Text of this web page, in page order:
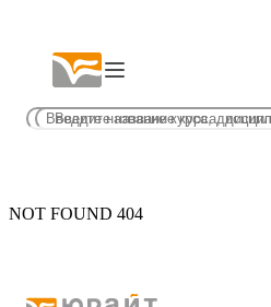
NOT FOUND 404